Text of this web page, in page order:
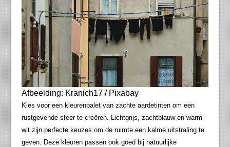
Afbeelding: Kranich17 / Pixabay
Kies voor een kleurenpalet van zachte aardetinten om een
rustgevende sfeer te creëren. Lichtgrijs, zachtblauw en warm
wit zijn perfecte keuzes om de ruimte een kalme uitstraling te
geven. Deze kleuren passen ook goed bij natuurlijke